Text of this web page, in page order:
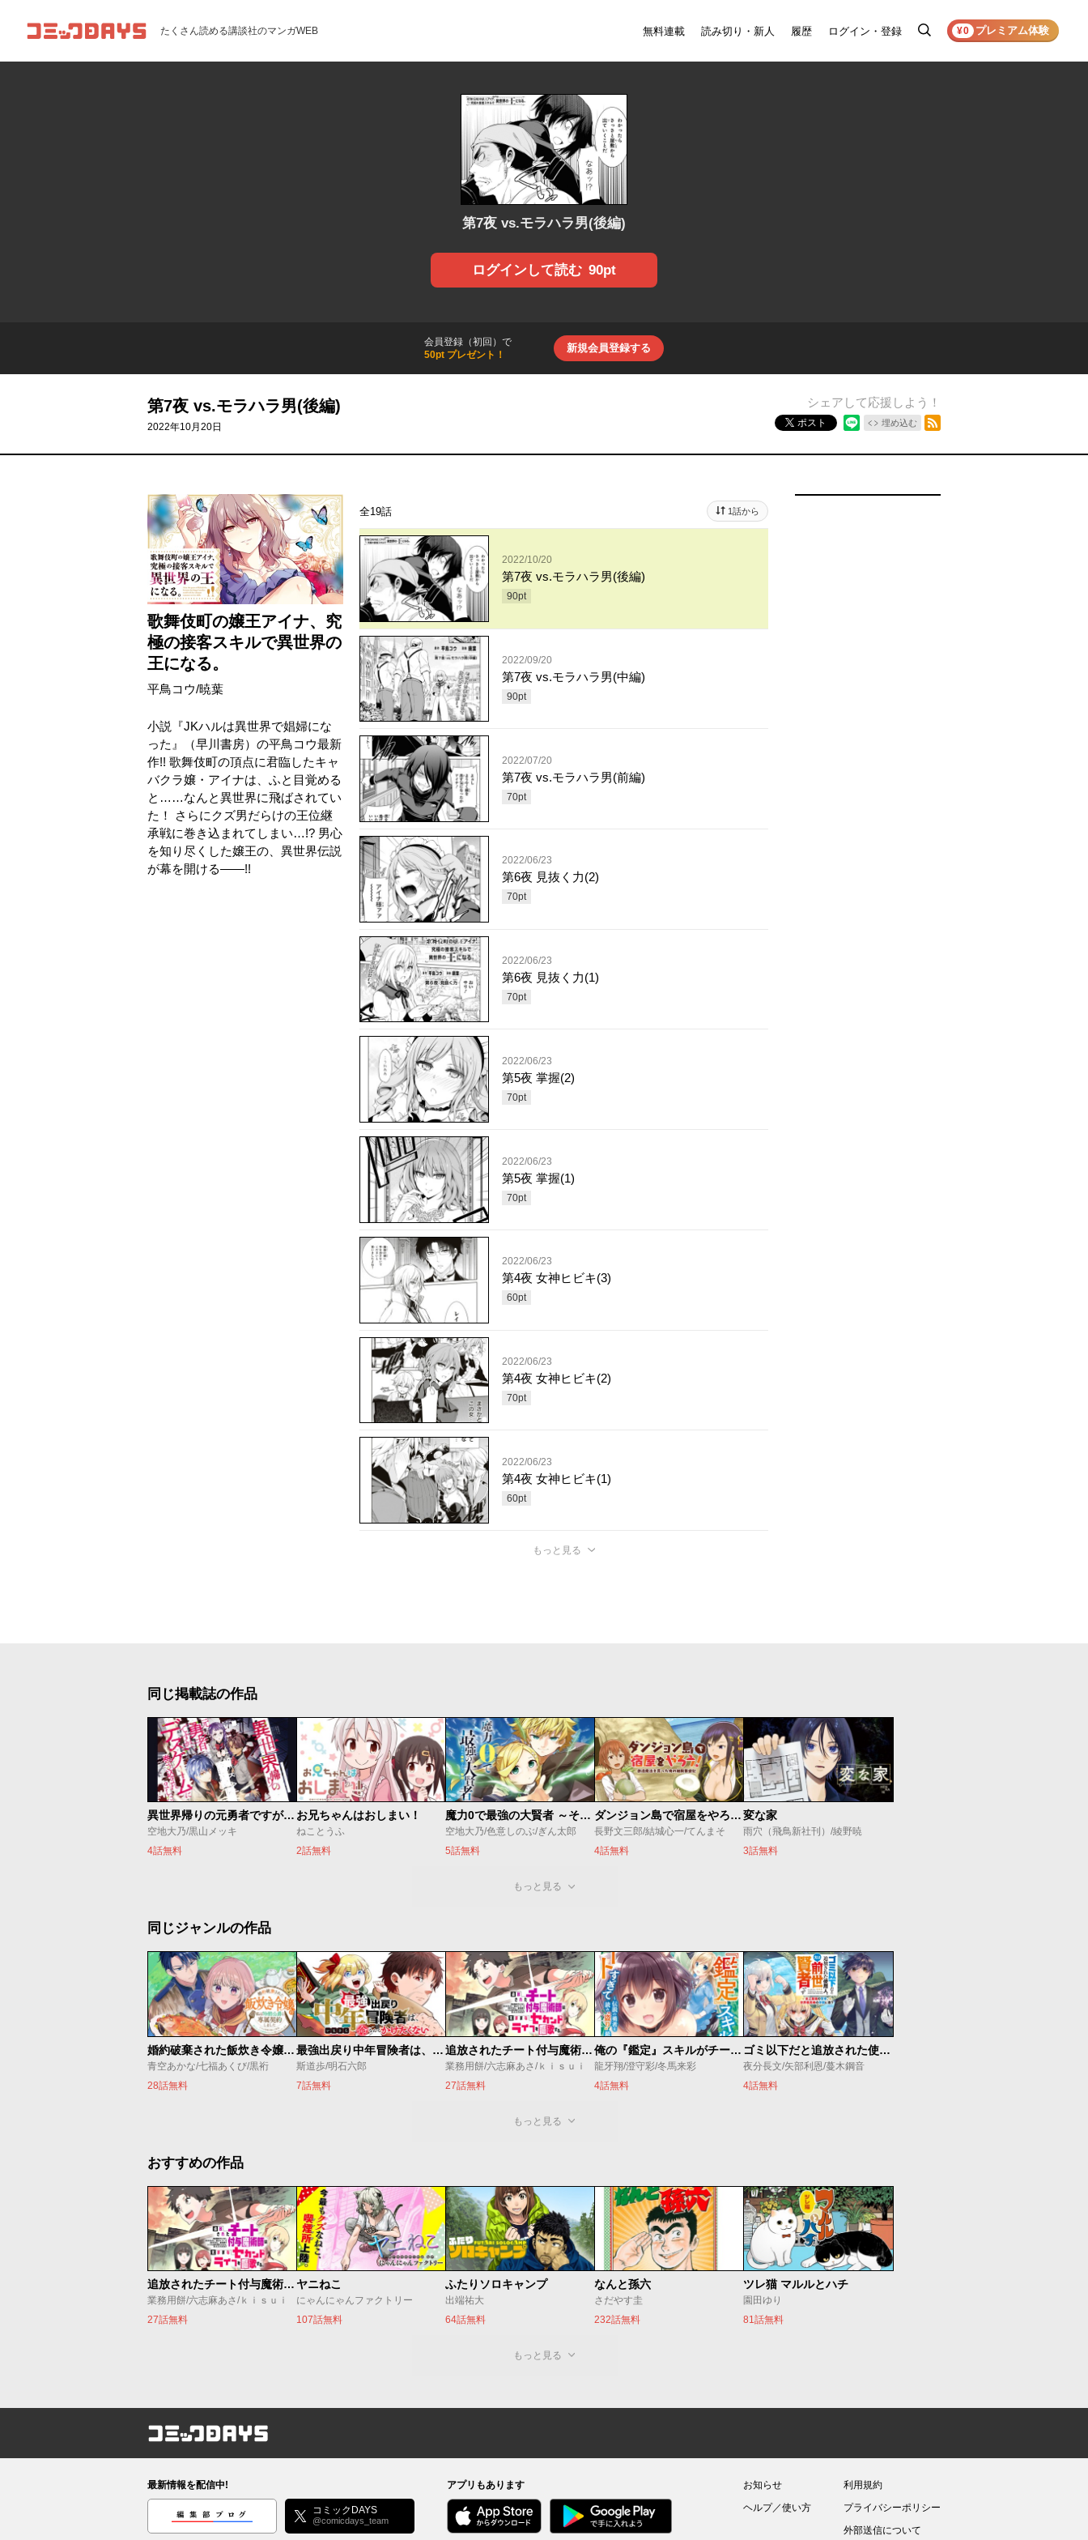
コミックDAYS たくさん読める講談社のマンガWEB 無料連載 読み切り・新人 履歴 ログイン・登録
検
¥0 プレミアム体験
第7夜 vs.モラハラ男(後編)
ログインして読む 90pt
会員登録（初回）で
50pt プレゼント！
新規会員登録する
第7夜 vs.モラハラ男(後編)
2022年10月20日
シェアして応援しよう！
ポスト 埋め込む
歌舞伎町の嬢王アイナ、究
極の接客スキルで異世界の
王になる。
平鳥コウ/暁葉
小説『JKハルは異世界で娼婦にな
った』（早川書房）の平鳥コウ最新
作!! 歌舞伎町の頂点に君臨したキャ
バクラ嬢・アイナは、ふと目覚める
と……なんと異世界に飛ばされてい
た！ さらにクズ男だらけの王位継
承戦に巻き込まれてしまい…!? 男心
を知り尽くした嬢王の、異世界伝説
が幕を開ける――!!
全19話 1話から
2022/10/20
第7夜 vs.モラハラ男(後編)
90pt
2022/09/20
第7夜 vs.モラハラ男(中編)
90pt
2022/07/20
第7夜 vs.モラハラ男(前編)
70pt
2022/06/23
第6夜 見抜く力(2)
70pt
2022/06/23
第6夜 見抜く力(1)
70pt
2022/06/23
第5夜 掌握(2)
70pt
2022/06/23
第5夜 掌握(1)
70pt
2022/06/23
第4夜 女神ヒビキ(3)
60pt
2022/06/23
第4夜 女神ヒビキ(2)
70pt
2022/06/23
第4夜 女神ヒビキ(1)
60pt
もっと見る
同じ掲載誌の作品
異世界帰りの元勇者ですが、デスゲームに巻き込まれました
空地大乃/黒山メッキ
4話無料
お兄ちゃんはおしまい！
ねことうふ
2話無料
魔力0で最強の大賢者 ～それは魔法ではない、物理だ！～
空地大乃/色意しのぶ/ぎん太郎
5話無料
ダンジョン島で宿屋をやろう！ 創造魔法を貰った俺の細腕繁盛記
長野文三郎/結城心一/てんまそ
4話無料
変な家
雨穴（飛鳥新社刊）/綾野暁
3話無料
もっと見る
同じジャンルの作品
婚約破棄された飯炊き令嬢の私は冷酷公爵と専属契約しました～ですが胃袋を掴んだ結果、冷たかった公爵様がどんどん優しくなっています～
青空あかな/七福あくび/黒裄
28話無料
最強出戻り中年冒険者は、今さら命なんてかけたくない
斯道歩/明石六郎
7話無料
追放されたチート付与魔術師は気ままなセカンドライフを謳歌する。 ～俺は武器だけじゃなく、あらゆるものに『強化ポイント』を付与できるし、俺の意思でいつでも効果を解除できるけど、残った人たち大丈夫？～
業務用餅/六志麻あさ/ｋｉｓｕｉ
27話無料
俺の『鑑定』スキルがチートすぎて
龍牙翔/澄守彩/冬馬来彩
4話無料
ゴミ以下だと追放された使用人、実は前世賢者です ～史上最強の賢者、世界最高峰の学園に通う～
夜分長文/矢部利恩/蔓木鋼音
4話無料
もっと見る
おすすめの作品
追放されたチート付与魔術師は気ままなセカンドライフを謳歌する。 ～俺は武器だけじゃなく、あらゆるものに『強化ポイント』を付与できるし、俺の意思でいつでも効果を解除できるけど、残った人たち大丈夫？～
業務用餅/六志麻あさ/ｋｉｓｕｉ
27話無料
ヤニねこ
にゃんにゃんファクトリー
107話無料
ふたりソロキャンプ
出端祐大
64話無料
なんと孫六
さだやす圭
232話無料
ツレ猫 マルルとハチ
園田ゆり
81話無料
もっと見る
コミックDAYS
最新情報を配信中!
編集部ブログ コミックDAYS
@comicdays_team
アプリもあります
お知らせ
ヘルプ／使い方
利用規約
プライバシーポリシー
外部送信について